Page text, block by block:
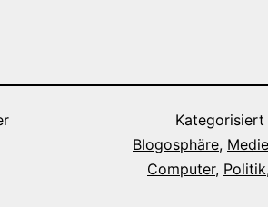
Blogosphäre,
Computer, Politik